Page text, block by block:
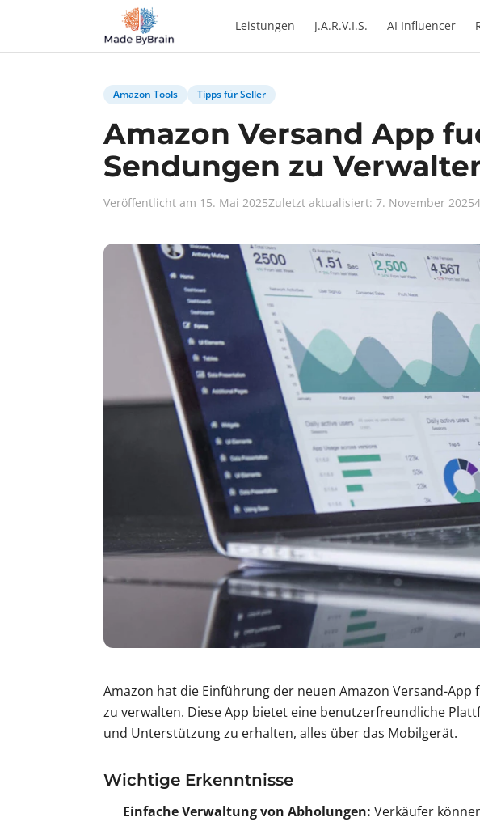
Leistungen J.A.R.V.I.S. AI Influencer
Amazon Tools Tipps für Seller
Amazon Versand App
Sendungen zu
Veröffentlicht am 15. Mai 2025Zuletzt aktualisiert: 7. November 2025
Amazon hat die Einführung der neuen Amazon Versand-
zu verwalten. Diese App bietet eine benutzerfreundliche
und Unterstützung zu erhalten, alles über das Mobilgerät.
Wichtige Erkenntnisse
Einfache Verwaltung von Abholungen: Verkäufer